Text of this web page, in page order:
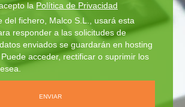
laPolítica de Privacidad
del fichero, Malco S.L., usará esta
responder a las solicitudes de
enviados se guardarán en hosting
acceder, rectificar o suprimir los
ENVIAR